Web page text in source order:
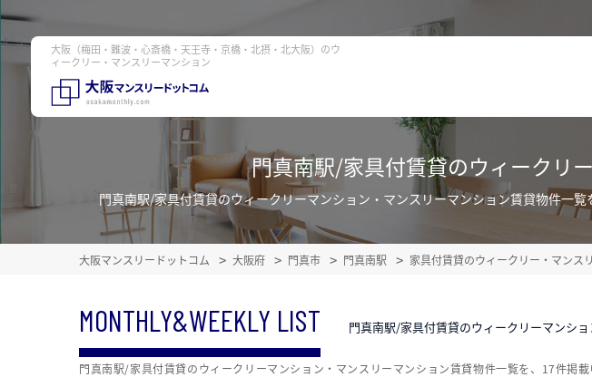
大阪（梅田・難波・心斎橋・天王寺・京橋・北摂・北大阪）のウ
ィークリー・マンスリーマンション
門真南駅/家具付賃貸のウィークリ
門真南駅/家具付賃貸のウィークリーマンション・マンスリーマンション賃貸物件一
大阪マンスリードットコム 大阪府 門真市 門真南駅 家具付賃貸のウィークリー・マンス
MONTHLY&WEEKLY LIST 門真南駅/家具付賃貸のウィークリーマンシ
門真南駅/家具付賃貸のウィークリーマンション・マンスリーマンション賃貸物件一覧を、17件掲